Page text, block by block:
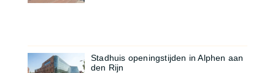
Stadhuis openingstijden in Alphen aan
den Rijn